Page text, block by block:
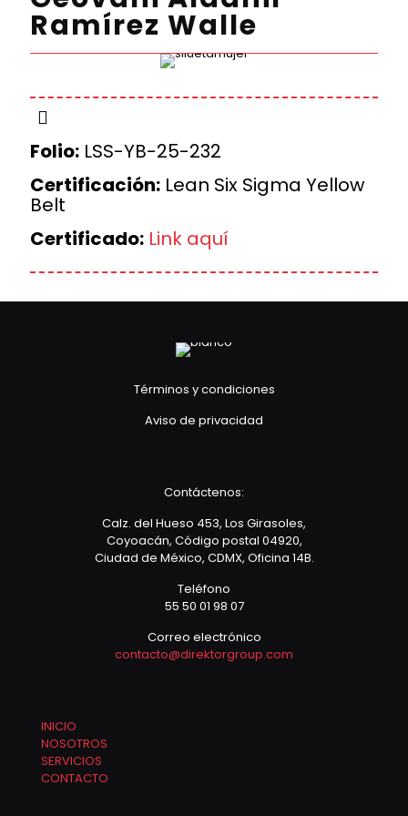
Ramírez Walle
Folio: LSS-YB-25-232
Certificación: Lean Six Sigma Yellow
Belt
Certificado: Link aquí
Términos y condiciones
Aviso de privacidad
Contáctenos:
Calz. del Hueso 453, Los Girasoles,
Coyoacán, Código postal 04920,
Ciudad de México, CDMX, Oficina 14B.
Teléfono
55 50 01 98 07
Correo electrónico
contacto@direktorgroup.com
INICIO
NOSOTROS
SERVICIOS
CONTACTO